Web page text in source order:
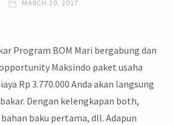
MARCH 20, 2017
Program BOM Mari bergabung dan
Maksindo paket usaha
Rp 3.770.000 Anda akan langsung
Dengan kelengkapan both,
baku pertama, dll. Adapun